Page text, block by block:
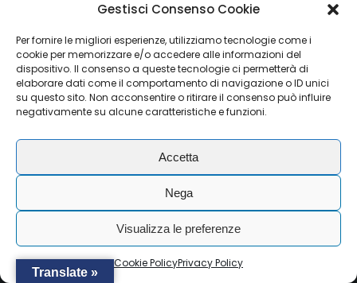
Gestisci Consenso Cookie
Per fornire le migliori esperienze, utilizziamo tecnologie come i
cookie per memorizzare e/o accedere alle informazioni del
dispositivo. Il consenso a queste tecnologie ci permetterà di
elaborare dati come il comportamento di navigazione o ID unici
su questo sito. Non acconsentire o ritirare il consenso può influire
negativamente su alcune caratteristiche e funzioni.
Accetta
Nega
Visualizza le preferenze
Cookie PolicyPrivacy Policy
connesso per inviare un
All rights reserved. -Privacy Policy-Cookie Policy
Translate »